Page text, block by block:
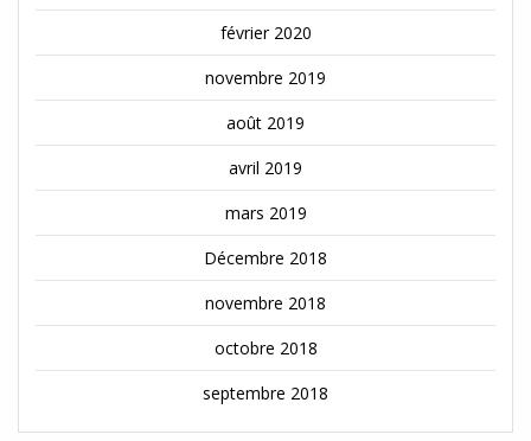
février 2020
novembre 2019
août 2019
avril 2019
mars 2019
Décembre 2018
novembre 2018
octobre 2018
septembre 2018